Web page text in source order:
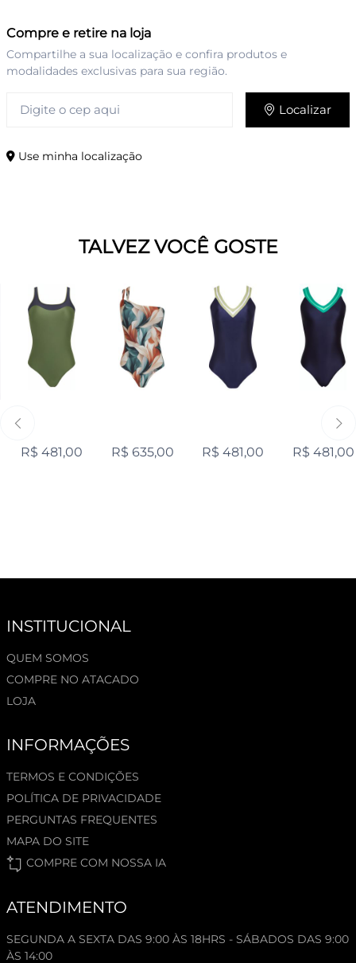
Compre e retire na loja
Compartilhe a sua localização e confira produtos e
modalidades exclusivas para sua região.
Localizar
Use minha localização
TALVEZ VOCÊ GOSTE
R$ 481,00 R$ 635,00 R$ 481,00 R$ 481,00
INSTITUCIONAL
QUEM SOMOS
COMPRE NO ATACADO
LOJA
INFORMAÇÕES
TERMOS E CONDIÇÕES
POLÍTICA DE PRIVACIDADE
PERGUNTAS FREQUENTES
MAPA DO SITE
COMPRE COM NOSSA IA
ATENDIMENTO
SEGUNDA A SEXTA DAS 9:00 ÀS 18HRS - SÁBADOS DAS 9:00
ÀS 14:00